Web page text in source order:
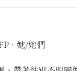
· 她/她們